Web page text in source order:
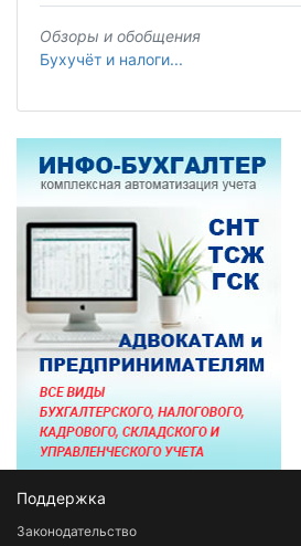
Обзоры и обобщения
Бухучёт и налоги...
Поддержка
Законодательство